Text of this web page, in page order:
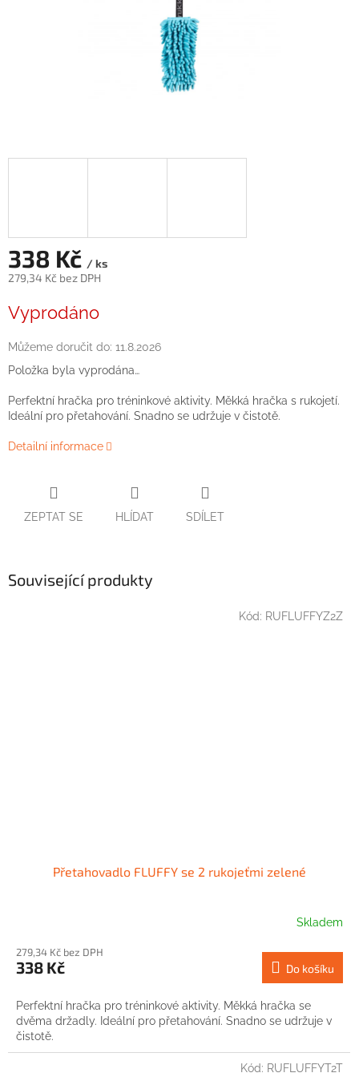
338 Kč / ks
279,34 Kč bez DPH
cena:
Vyprodáno
Můžeme doručit do: 11.8.2026
Položka byla vyprodána…
Perfektní hračka pro tréninkové aktivity. Měkká hračka s rukojetí.
Ideální pro přetahování. Snadno se udržuje v čistotě.
Detailní informace
ZEPTAT SE HLÍDAT SDÍLET
Související produkty
Přetahovadlo FLUFFY se 2 rukojeťmi zelené
Skladem
279,34 Kč bez DPH
338 Kč Do košíku
Perfektní hračka pro tréninkové aktivity. Měkká hračka se
dvěma držadly. Ideální pro přetahování. Snadno se udržuje v
čistotě.
Kód: RUFLUFFYZ2Z
Kód: RUFLUFFYT2T